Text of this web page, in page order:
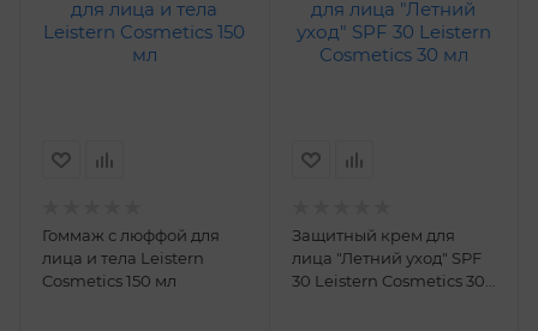
Гоммаж с люффой для
лица и тела Leistern
Cosmetics 150 мл
Защитный крем для
лица "Летний уход" SPF
30 Leistern Cosmetics 30